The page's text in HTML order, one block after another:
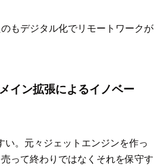
もデジタル化でリモートワークが
イン拡張によるイノベー
い。元々ジェットエンジンを作っ
って終わりではなくそれを保守す